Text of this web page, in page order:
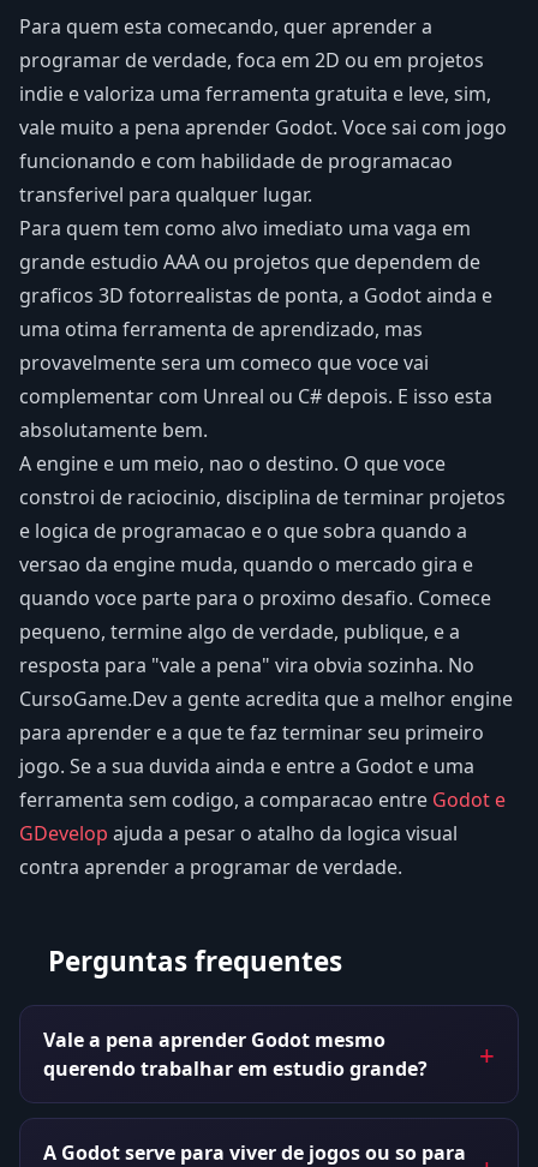
Para quem esta comecando, quer aprender a
programar de verdade, foca em 2D ou em projetos
indie e valoriza uma ferramenta gratuita e leve, sim,
vale muito a pena aprender Godot. Voce sai com jogo
funcionando e com habilidade de programacao
transferivel para qualquer lugar.
Para quem tem como alvo imediato uma vaga em
grande estudio AAA ou projetos que dependem de
graficos 3D fotorrealistas de ponta, a Godot ainda e
uma otima ferramenta de aprendizado, mas
provavelmente sera um comeco que voce vai
complementar com Unreal ou C# depois. E isso esta
absolutamente bem.
A engine e um meio, nao o destino. O que voce
constroi de raciocinio, disciplina de terminar projetos
e logica de programacao e o que sobra quando a
versao da engine muda, quando o mercado gira e
quando voce parte para o proximo desafio. Comece
pequeno, termine algo de verdade, publique, e a
resposta para "vale a pena" vira obvia sozinha. No
CursoGame.Dev a gente acredita que a melhor engine
para aprender e a que te faz terminar seu primeiro
jogo. Se a sua duvida ainda e entre a Godot e uma
ferramenta sem codigo, a comparacao entre Godot e
GDevelop ajuda a pesar o atalho da logica visual
contra aprender a programar de verdade.
Perguntas frequentes
Vale a pena aprender Godot mesmo
querendo trabalhar em estudio grande?
A Godot serve para viver de jogos ou so para